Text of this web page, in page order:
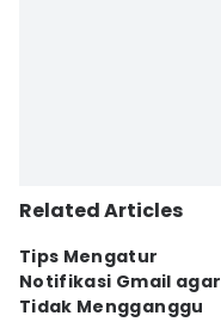
Related Articles
Tips Mengatur
Notifikasi Gmail agar
Tidak Mengganggu